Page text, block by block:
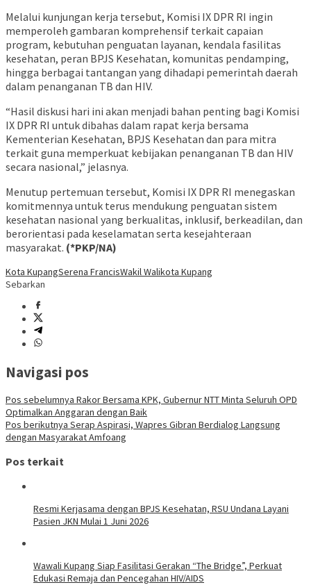
Melalui kunjungan kerja tersebut, Komisi IX DPR RI ingin
memperoleh gambaran komprehensif terkait capaian
program, kebutuhan penguatan layanan, kendala fasilitas
kesehatan, peran BPJS Kesehatan, komunitas pendamping,
hingga berbagai tantangan yang dihadapi pemerintah daerah
dalam penanganan TB dan HIV.
“Hasil diskusi hari ini akan menjadi bahan penting bagi Komisi
IX DPR RI untuk dibahas dalam rapat kerja bersama
Kementerian Kesehatan, BPJS Kesehatan dan para mitra
terkait guna memperkuat kebijakan penanganan TB dan HIV
secara nasional,” jelasnya.
Menutup pertemuan tersebut, Komisi IX DPR RI menegaskan
komitmennya untuk terus mendukung penguatan sistem
kesehatan nasional yang berkualitas, inklusif, berkeadilan, dan
berorientasi pada keselamatan serta kesejahteraan
masyarakat. (*PKP/NA)
Kota KupangSerena FrancisWakil Walikota Kupang
Sebarkan
Navigasi pos
Pos sebelumnya Rakor Bersama KPK, Gubernur NTT Minta Seluruh OPD
Optimalkan Anggaran dengan Baik
Pos berikutnya Serap Aspirasi, Wapres Gibran Berdialog Langsung
dengan Masyarakat Amfoang
Pos terkait
Resmi Kerjasama dengan BPJS Kesehatan, RSU Undana Layani
Pasien JKN Mulai 1 Juni 2026
Wawali Kupang Siap Fasilitasi Gerakan “The Bridge”, Perkuat
Edukasi Remaja dan Pencegahan HIV/AIDS